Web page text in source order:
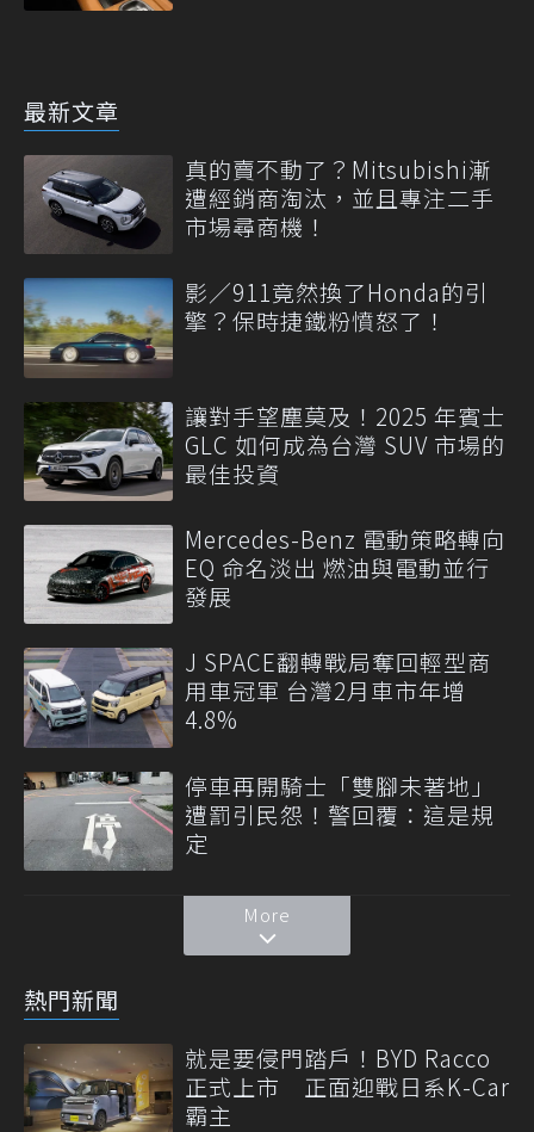
最新文章
真的賣不動了？Mitsubishi漸
遭經銷商淘汰，並且專注二手
市場尋商機！
影／911竟然換了Honda的引
擎？保時捷鐵粉憤怒了！
讓對手望塵莫及！2025 年賓士
GLC 如何成為台灣 SUV 市場的
最佳投資
Mercedes-Benz 電動策略轉向
EQ 命名淡出 燃油與電動並行
發展
J SPACE翻轉戰局奪回輕型商
用車冠軍 台灣2月車市年增
4.8%
停車再開騎士「雙腳未著地」
遭罰引民怨！警回覆：這是規
定
More
熱門新聞
就是要侵門踏戶！BYD Racco
正式上市 正面迎戰日系K-Car
霸主